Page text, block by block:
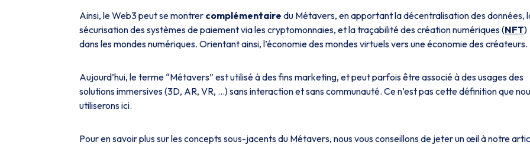
Ainsi, le Web3 peut se montrer complémentaire du Métavers, en apportant la décentralisation des données,
sécurisation des systèmes de paiement via les cryptomonnaies, et la traçabilité des création numériques (NFT)
dans les mondes numériques. Orientant ainsi, l’économie des mondes virtuels vers une économie des créateurs.
Aujourd’hui, le terme “Métavers” est utilisé à des fins marketing, et peut parfois être associé à des usages des
solutions immersives (3D, AR, VR, …) sans interaction et sans communauté. Ce n’est pas cette définition que
utiliserons ici.
Pour en savoir plus sur les concepts sous-jacents du Métavers, nous vous conseillons de jeter un œil à notre